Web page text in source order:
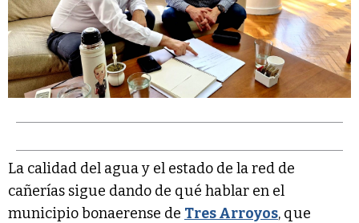
La calidad del agua y el estado de la red de
cañerías sigue dando de qué hablar en el
municipio bonaerense de Tres Arroyos, que